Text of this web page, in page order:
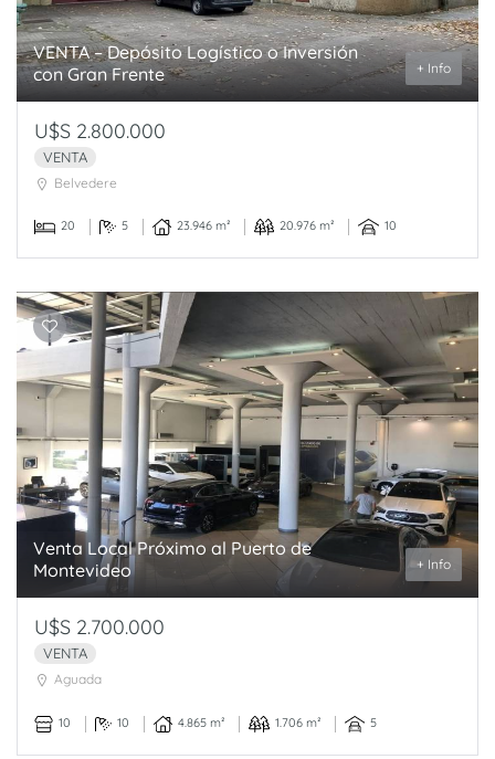
VENTA – Depósito Logístico o Inversión
con Gran Frente
+ Info
U$S 2.800.000
VENTA
Belvedere
20 5 23.946 m² 20.976 m² 10
Venta Local Próximo al Puerto de
Montevideo
+ Info
U$S 2.700.000
VENTA
Aguada
10 10 4.865 m² 1.706 m² 5